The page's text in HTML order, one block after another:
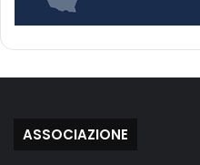
ASSOCIAZIONE